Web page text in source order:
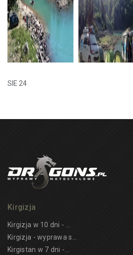
SIE 24
Kirgizja
Kirgizja w 10 dni - ...
Kirgizja - wyprawa s...
Kirgistan w 7 dni -...